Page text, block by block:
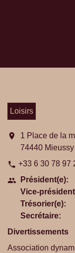
Loisirs
location_on
1 Place de la
74440 Mieussy
phone +33 6 30 78 97
people
Président(e):
Vice-
Trésorier(e):
Secrétaire:
Divertissements
Association